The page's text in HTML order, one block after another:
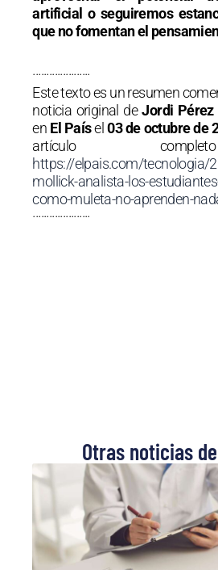
artificial o seguiremos
que no fomentan el
·····················
Este texto es un resumen
noticia original deJordi Pérez
en El Paísel03 de octubre de
artículo
https://elpais.com/tecnologia/
mollick-analista-los-
como-muleta-no-aprenden-
·····················
Otras noticias